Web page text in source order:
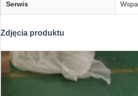
Serwis
Zdjęcia produktu